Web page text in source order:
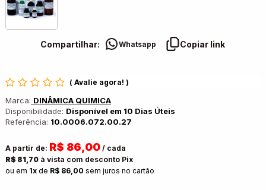
Compartilhar: Whatsapp Copiar link
( Avalie agora! )
Marca: DINÂMICA QUIMICA
Disponibilidade: Disponível em 10 Dias Úteis
Referência: 10.0006.072.00.27
A partir de: R$ 86,00/ cada
R$ 81,70à vista com desconto Pix
ou em 1xde R$ 86,00 sem juros no cartão